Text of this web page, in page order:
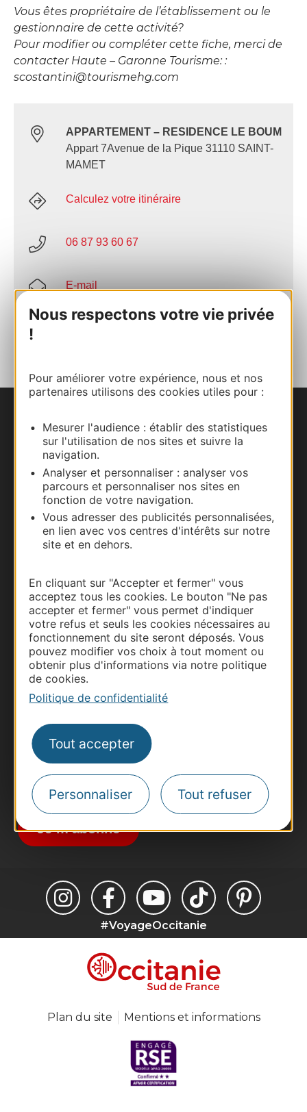
Nous respectons votre vie privée
!
Pour améliorer votre expérience, nous et nos
partenaires utilisons des cookies utiles pour :
Mesurer l'audience : établir des statistiques
sur l'utilisation de nos sites et suivre la
navigation.
Analyser et personnaliser : analyser vos
parcours et personnaliser nos sites en
fonction de votre navigation.
Vous adresser des publicités personnalisées,
en lien avec vos centres d'intérêts sur notre
site et en dehors.
En cliquant sur "Accepter et fermer" vous
acceptez tous les cookies. Le bouton "Ne pas
accepter et fermer" vous permet d'indiquer
votre refus et seuls les cookies nécessaires au
fonctionnement du site seront déposés. Vous
pouvez modifier vos choix à tout moment ou
obtenir plus d'informations via notre politique
de cookies.
Politique de confidentialité
Tout accepter
Personnaliser Tout refuser
Vous êtes propriétaire de l’établissement ou le
gestionnaire de cette activité?
Pour modifier ou compléter cette fiche, merci de
contacter Haute – Garonne Tourisme: :
scostantini@tourismehg.com
APPARTEMENT – RESIDENCE LE BOUM
Appart 7Avenue de la Pique 31110 SAINT-
MAMET
Calculez votre itinéraire
06 87 93 60 67
E-mail
AJOUTER
Nous contacter
Carte interactive
Documentation
Thermalisme
Business/Mice
Pros d'Occitanie
Voyagistes
Destination Sport
Inscrivez-vous à la lettre d'information
Destination Occitanie pour recevoir des
suggestions de séjours, de visites et de sorties.
Je m'abonne
#VoyageOccitanie
Plan du site Mentions et informations